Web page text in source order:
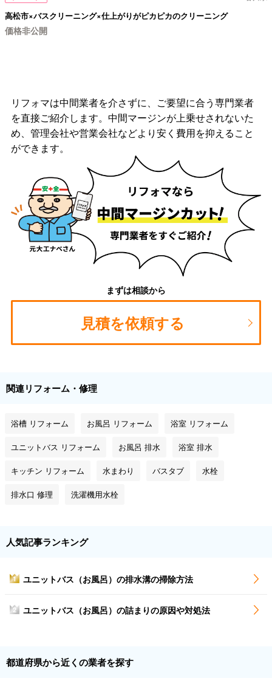
高松市×バスクリーニング×仕上がりがピカピカのクリーニング
価格非公開
リフォマは中間業者を介さずに、ご要望に合う専門業者
を直接ご紹介します。中間マージンが上乗せされないた
め、管理会社や営業会社などより安く費用を抑えること
ができます。
まずは相談から
見積を依頼する
関連リフォーム・修理
浴槽 リフォーム お風呂 リフォーム 浴室 リフォーム
ユニットバス リフォーム お風呂 排水 浴室 排水
キッチン リフォーム 水まわり バスタブ 水栓
排水口 修理 洗濯機用水栓
人気記事ランキング
1 ユニットバス（お風呂）の排水溝の掃除方法
2 ユニットバス（お風呂）の詰まりの原因や対処法
都道府県から近くの業者を探す